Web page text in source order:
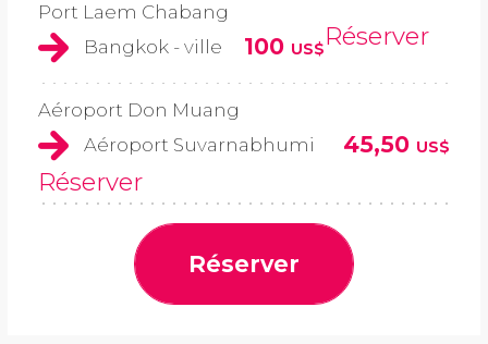
Port Laem Chabang
Bangkok - ville
100 US$Réserver
Aéroport Don Muang
Aéroport Suvarnabhumi
45,50 US$
Réserver
Réserver